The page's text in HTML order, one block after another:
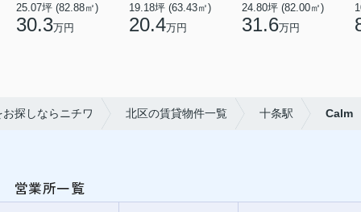
25.07坪 (82.88㎡)
30.3万円
19.18坪 (63.43㎡)
20.4万円
24.80坪 (82.00㎡)
31.6万円
探しならニチワ 北区の賃貸物件一覧 十条駅 Calm
営業所一覧